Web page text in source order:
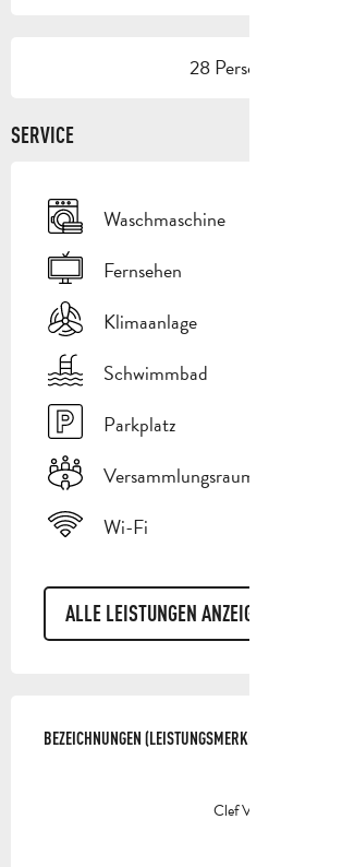
28 Person(en)
SERVICE
Waschmaschine
Fernsehen
Klimaanlage
Schwimmbad
Parkplatz
Versammlungsraum
Wi-Fi
ALLE LEISTUNGEN ANZEIGEN
BEZEICHNUNGEN (LEISTUNGSMERKMALE)
BEZEICHNUNGEN (LEISTUNGSMERKMALE)
Clef Verte